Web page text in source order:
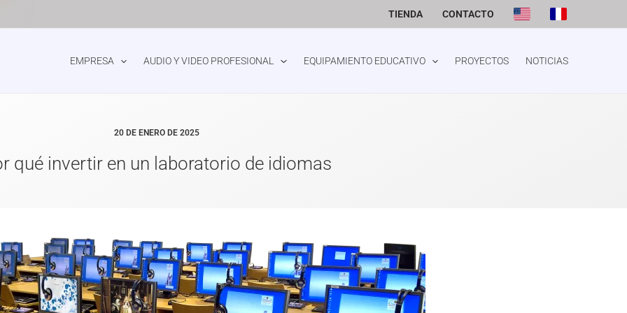
TIENDA CONTACTO
EMPRESA AUDIO Y VIDEO PROFESIONAL EQUIPAMIENTO EDUCATIVO PROYECTOS NOTICIAS
20 DE ENERO DE 2025
qué invertir en un laboratorio de idiomas